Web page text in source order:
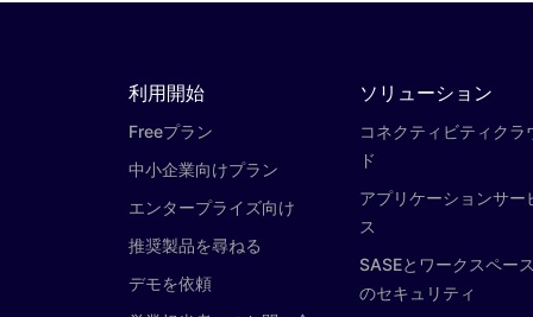
利用開始
Freeプラン
中小企業向けプラン
エンタープライズ向け
推奨製品を尋ねる
デモを依頼
ソリューション
コネクティビティクラ
ド
アプリケーションサー
ス
SASEとワークスペー
のセキュリティ